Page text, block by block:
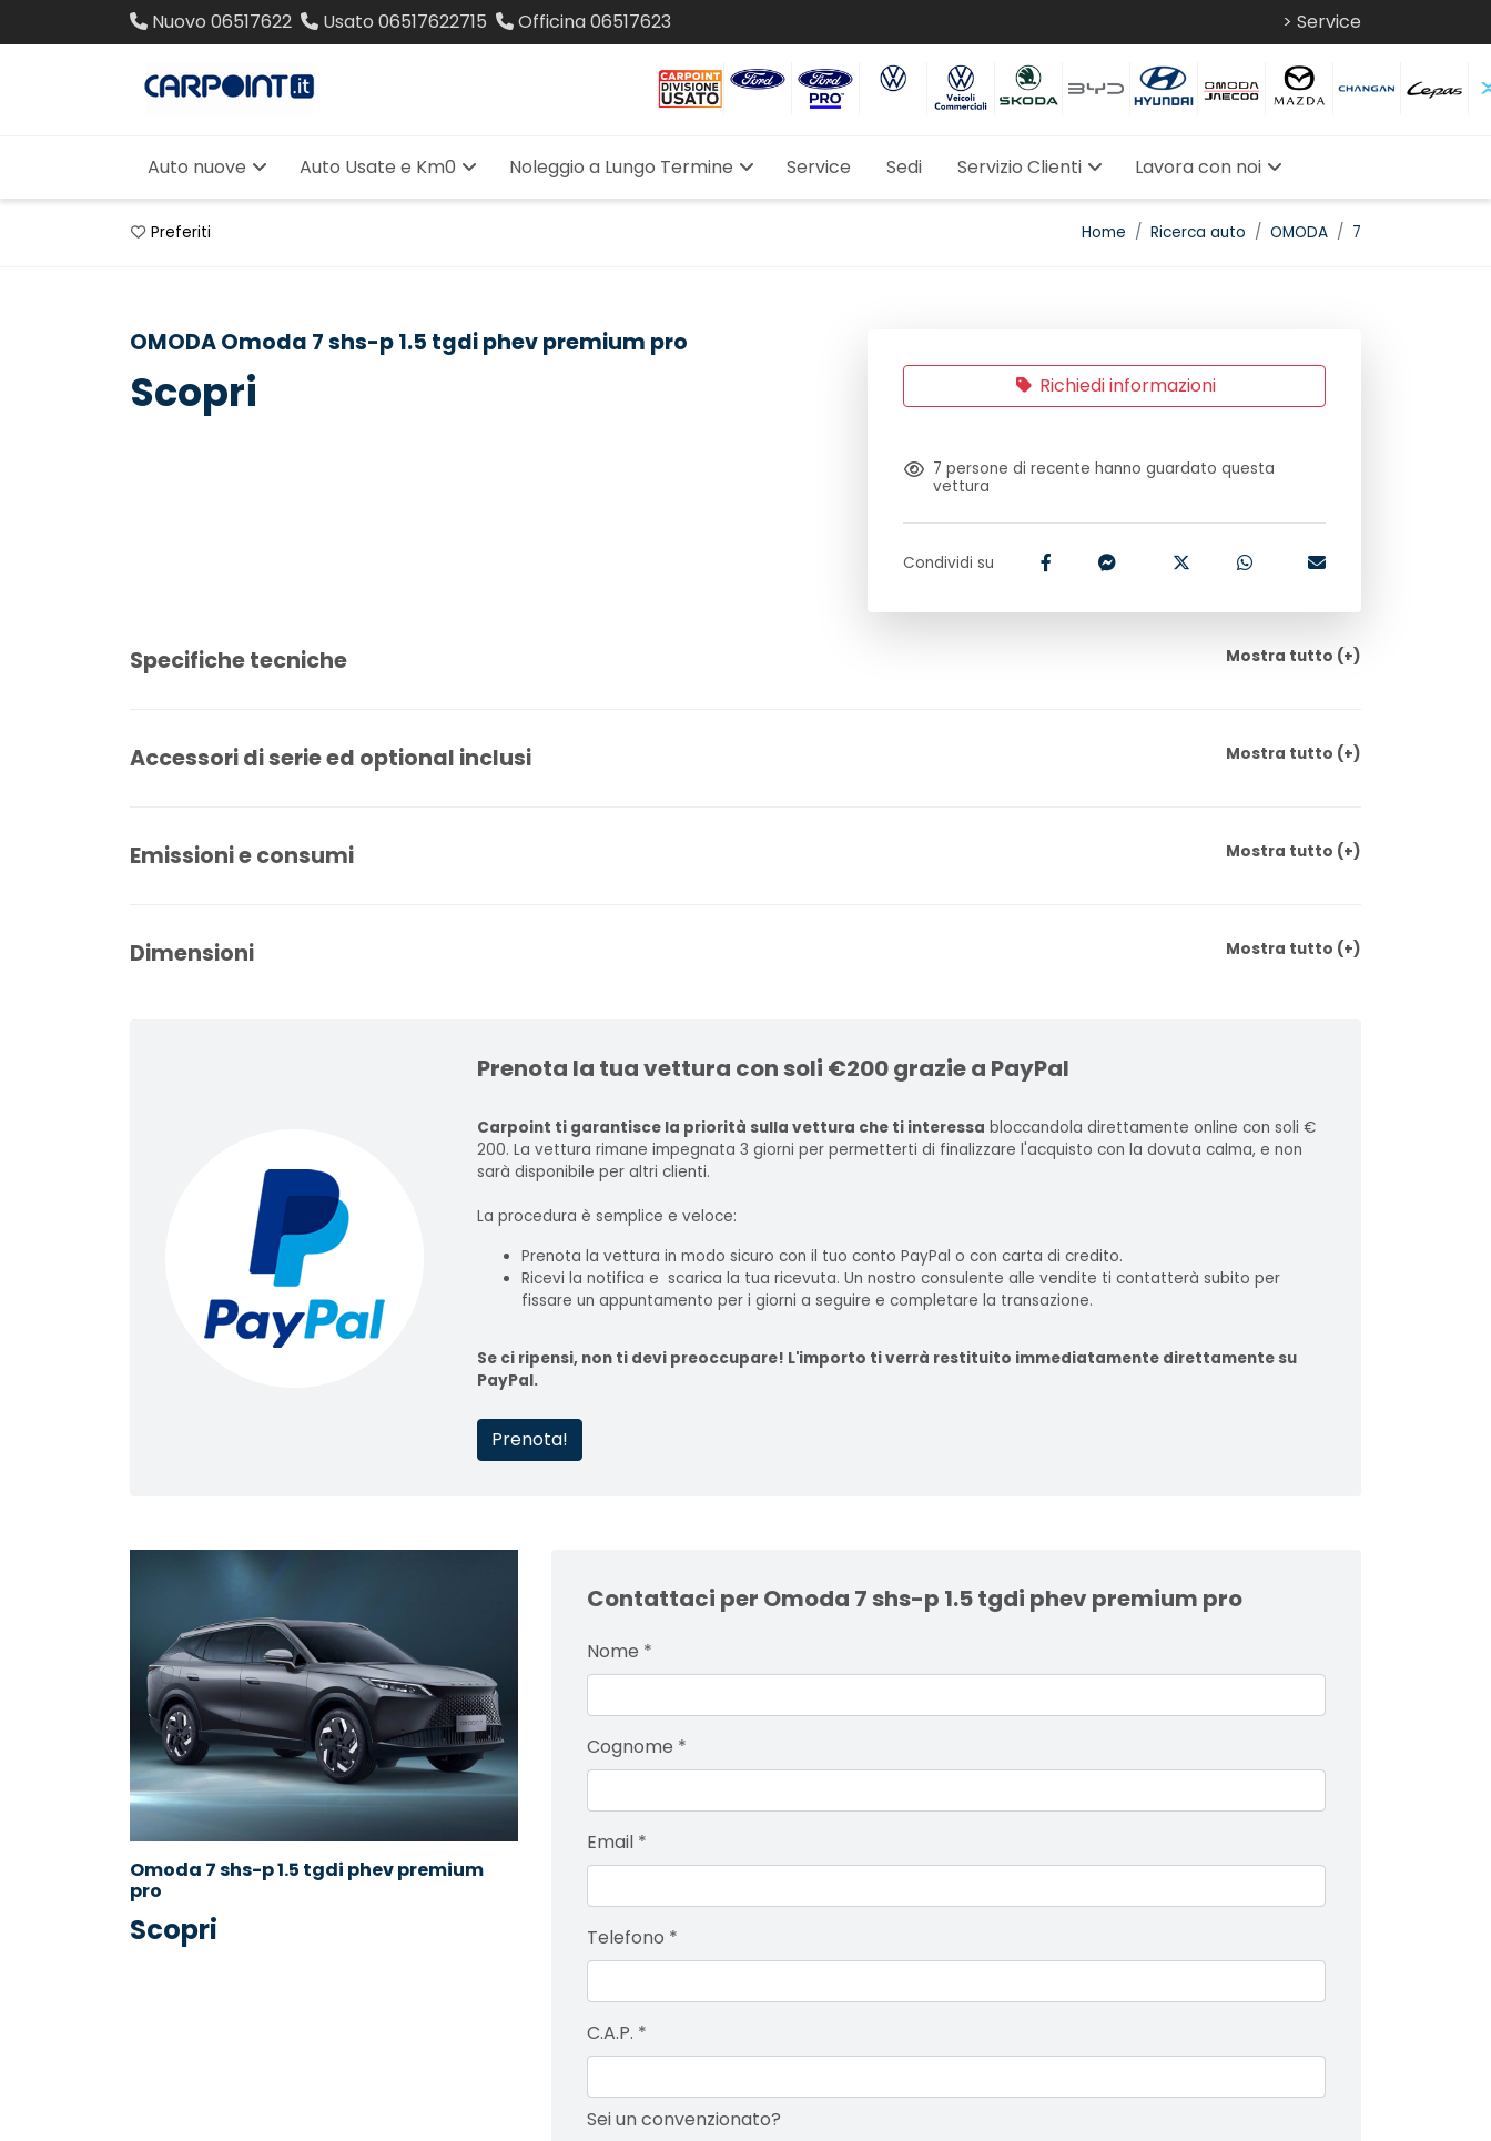
Nuovo 06517622 Usato 06517622715 Officina06517623 > Service
Auto nuove Auto Usate e Km0 Noleggio a Lungo Termine Service Sedi Servizio Clienti Lavora con noi
Preferiti Home Ricerca auto OMODA 7
OMODA Omoda 7 shs-p 1.5 tgdi phev premium pro
Scopri Richiedi informazioni
7 persone di recente hanno guardato questa
vettura
Condividi su
Specifiche tecniche Mostra tutto (+)
Accessori di serie ed optional inclusi Mostra tutto (+)
Emissioni e consumi Mostra tutto (+)
Dimensioni Mostra tutto (+)
Prenota la tua vettura con soli €200 grazie a PayPal
Carpoint ti garantisce la priorità sulla vettura che ti interessa bloccandola direttamente online con soli €
200. La vettura rimane impegnata 3 giorni per permetterti di finalizzare l'acquisto con la dovuta calma, e non
sarà disponibile per altri clienti.
La procedura è semplice e veloce:
Prenota la vettura in modo sicuro con il tuo conto PayPal o con carta di credito.
Ricevi la notifica e scarica la tua ricevuta. Un nostro consulente alle vendite ti contatterà subito per
fissare un appuntamento per i giorni a seguire e completare la transazione.
Se ci ripensi, non ti devi preoccupare! L'importo ti verrà restituito immediatamente direttamente su
PayPal.
Prenota!
Omoda 7 shs-p 1.5 tgdi phev premium
pro
Scopri
Contattaci per Omoda 7 shs-p 1.5 tgdi phev premium pro
Nome *
Cognome *
Email *
Telefono *
C.A.P. *
Sei un convenzionato?